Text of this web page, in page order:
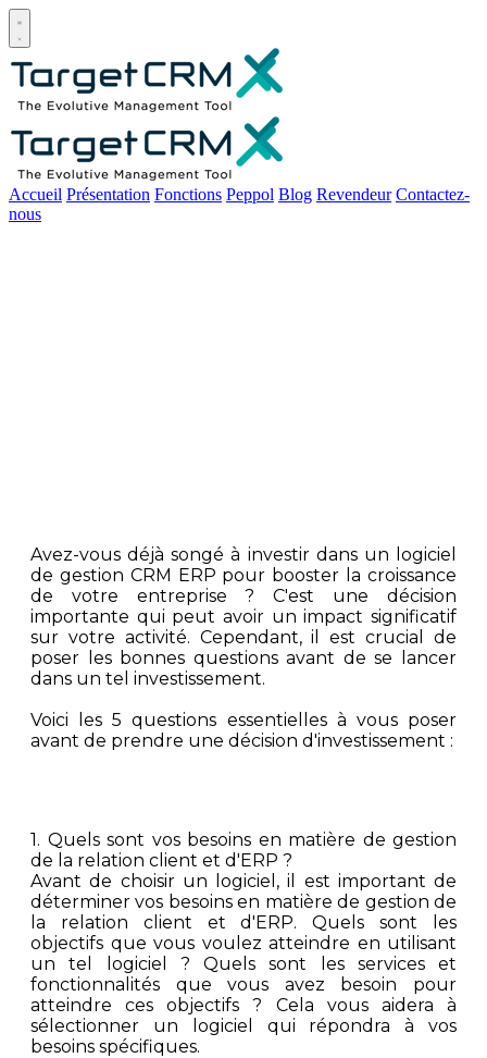
Open main menu
Accueil Présentation Fonctions Peppol Blog Revendeur Contactez-
nous
Avez-vous déjà songé à investir dans un logiciel
de gestion CRM ERP pour booster la croissance
de votre entreprise ? C'est une décision
importante qui peut avoir un impact significatif
sur votre activité. Cependant, il est crucial de
poser les bonnes questions avant de se lancer
dans un tel investissement.
Voici les 5 questions essentielles à vous poser
avant de prendre une décision d'investissement :
1. Quels sont vos besoins en matière de gestion
de la relation client et d'ERP ?
Avant de choisir un logiciel, il est important de
déterminer vos besoins en matière de gestion de
la relation client et d'ERP. Quels sont les
objectifs que vous voulez atteindre en utilisant
un tel logiciel ? Quels sont les services et
fonctionnalités que vous avez besoin pour
atteindre ces objectifs ? Cela vous aidera à
sélectionner un logiciel qui répondra à vos
besoins spécifiques.